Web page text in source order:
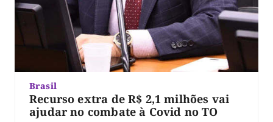
Brasil
Recurso extra de R$ 2,1 milhões vai
ajudar no combate à Covid no TO